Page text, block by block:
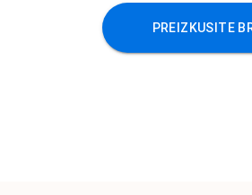
PREIZKUSITE